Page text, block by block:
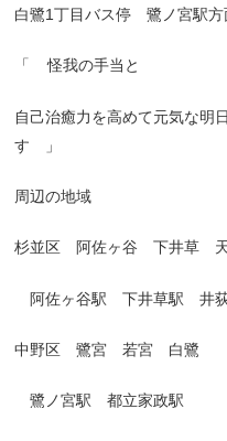
白鷺1丁目バス停 鷺ノ宮駅方
「 怪我の手当と
自己治癒力を高めて元気な明
す 」
周辺の地域
杉並区 阿佐ヶ谷 下井草
阿佐ヶ谷駅 下井草駅 井
中野区 鷺宮 若宮 白鷺
鷺ノ宮駅 都立家政駅